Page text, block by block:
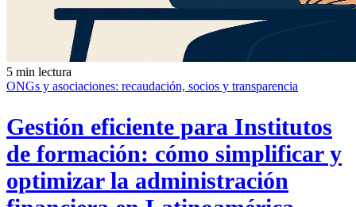
5 min lectura
ONGs y asociaciones: recaudación, socios y transparencia
Gestión eficiente para Institutos
de formación: cómo simplificar y
optimizar la administración